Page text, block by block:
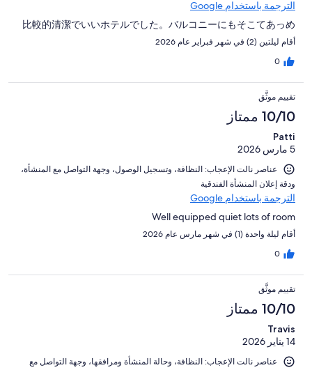
الترجمة باستخدام Google
比較的清潔でいいホテルでした。バルコニーにもそこてあっめ
أقام ليلتين (2) في شهر فبراير عام 2026
0
تقييم موثَّق
10/10 ممتاز
Patti
5 مارس 2026
عناصر نالت الإعجاب: ⁦النظافة⁩، و⁦تسجيل الوصول⁩، و⁦جهة التواصل مع المنشأة⁩،
و⁦دقة إعلان المنشأة الفندقية⁩
الترجمة باستخدام Google
Well equipped quiet lots of room
أقام ليلة واحدة (1) في شهر مارس عام 2026
0
تقييم موثَّق
10/10 ممتاز
Travis
14 يناير 2026
عناصر نالت الإعجاب: ⁦النظافة⁩، و⁦حالة المنشأة ومرافقها⁩، و⁦جهة التواصل مع